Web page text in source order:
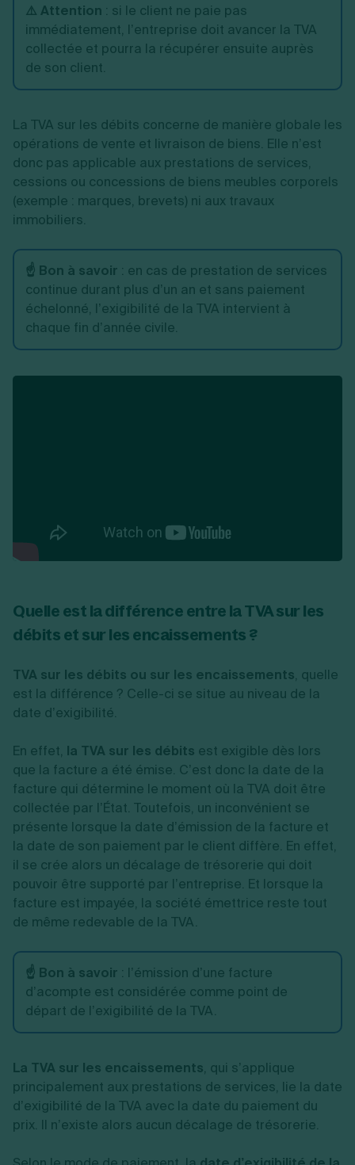
⚠️ Attention : si le client ne paie pas
immédiatement, l’entreprise doit avancer la TVA
collectée et pourra la récupérer ensuite auprès
de son client.
La TVA sur les débits concerne de manière globale les
opérations de vente et livraison de biens. Elle n’est
donc pas applicable aux prestations de services,
cessions ou concessions de biens meubles corporels
(exemple : marques, brevets) ni aux travaux
immobiliers.
☝️ Bon à savoir : en cas de prestation de services
continue durant plus d’un an et sans paiement
échelonné, l’exigibilité de la TVA intervient à
chaque fin d’année civile.
Quelle est la différence entre la TVA sur les
débits et sur les encaissements ?
TVA sur les débits ou sur les encaissements, quelle
est la différence ? Celle-ci se situe au niveau de la
date d’exigibilité.
En effet, la TVA sur les débits est exigible dès lors
que la facture a été émise. C’est donc la date de la
facture qui détermine le moment où la TVA doit être
collectée par l’État. Toutefois, un inconvénient se
présente lorsque la date d’émission de la facture et
la date de son paiement par le client diffère. En effet,
il se crée alors un décalage de trésorerie qui doit
pouvoir être supporté par l’entreprise. Et lorsque la
facture est impayée, la société émettrice reste tout
de même redevable de la TVA.
☝️ Bon à savoir : l’émission d’une facture
d’acompte est considérée comme point de
départ de l’exigibilité de la TVA.
La TVA sur les encaissements, qui s’applique
principalement aux prestations de services, lie la date
d’exigibilité de la TVA avec la date du paiement du
prix. Il n’existe alors aucun décalage de trésorerie.